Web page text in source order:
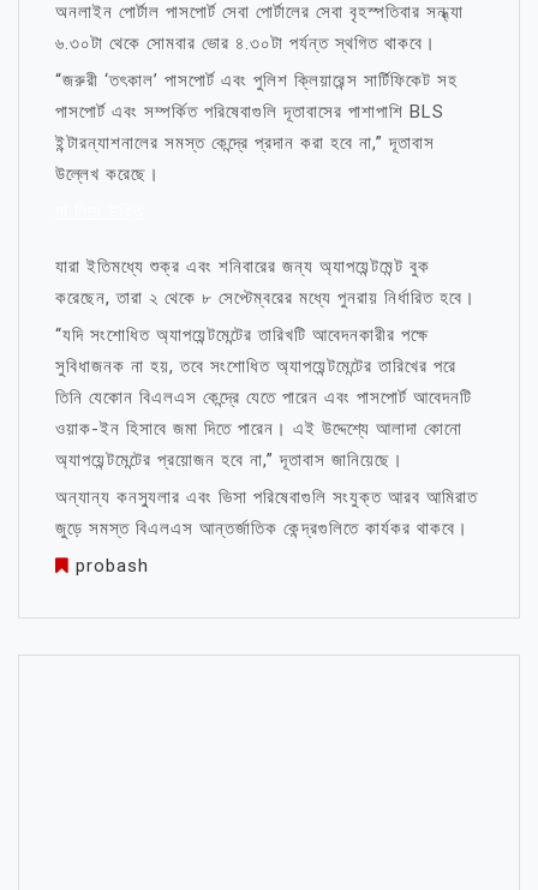
অনলাইন পোর্টাল পাসপোর্ট সেবা পোর্টালের সেবা বৃহস্পতিবার সন্ধ্যা
৬.৩০টা থেকে সোমবার ভোর ৪.৩০টা পর্যন্ত স্থগিত থাকবে।
“জরুরী ‘তৎকাল’ পাসপোর্ট এবং পুলিশ ক্লিয়ারেন্স সার্টিফিকেট সহ
পাসপোর্ট এবং সম্পর্কিত পরিষেবাগুলি দূতাবাসের পাশাপাশি BLS
ইন্টারন্যাশনালের সমস্ত কেন্দ্রে প্রদান করা হবে না,” দূতাবাস
উল্লেখ করেছে।
যারা ইতিমধ্যে শুক্র এবং শনিবারের জন্য অ্যাপয়েন্টমেন্ট বুক
করেছেন, তারা ২ থেকে ৮ সেপ্টেম্বরের মধ্যে পুনরায় নির্ধারিত হবে।
“যদি সংশোধিত অ্যাপয়েন্টমেন্টের তারিখটি আবেদনকারীর পক্ষে
সুবিধাজনক না হয়, তবে সংশোধিত অ্যাপয়েন্টমেন্টের তারিখের পরে
তিনি যেকোন বিএলএস কেন্দ্রে যেতে পারেন এবং পাসপোর্ট আবেদনটি
ওয়াক-ইন হিসাবে জমা দিতে পারেন। এই উদ্দেশ্যে আলাদা কোনো
অ্যাপয়েন্টমেন্টের প্রয়োজন হবে না,” দূতাবাস জানিয়েছে।
অন্যান্য কনস্যুলার এবং ভিসা পরিষেবাগুলি সংযুক্ত আরব আমিরাত
জুড়ে সমস্ত বিএলএস আন্তর্জাতিক কেন্দ্রগুলিতে কার্যকর থাকবে।
probash